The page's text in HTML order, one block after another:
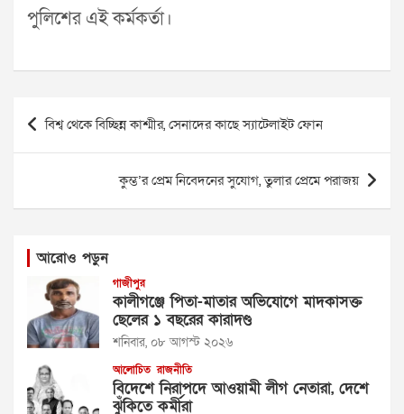
পুলিশের এই কর্মকর্তা।
Post
navigation
বিশ্ব থেকে বিচ্ছিন্ন কাশ্মীর, সেনাদের কাছে স্যাটেলাইট ফোন
কুম্ভ’র প্রেম নিবেদনের সুযোগ, তুলার প্রেমে পরাজয়
আরোও পড়ুন
গাজীপুর
কালীগঞ্জে পিতা-মাতার অভিযোগে মাদকাসক্ত
ছেলের ১ বছরের কারাদণ্ড
শনিবার, ০৮ আগস্ট ২০২৬
আলোচিত রাজনীতি
বিদেশে নিরাপদে আওয়ামী লীগ নেতারা, দেশে
ঝুঁকিতে কর্মীরা